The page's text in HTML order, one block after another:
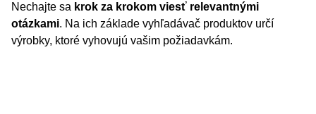
Nechajte sa krok za krokom viesť relevantnými
otázkami. Na ich základe vyhľadávač produktov určí
výrobky, ktoré vyhovujú vašim požiadavkám.